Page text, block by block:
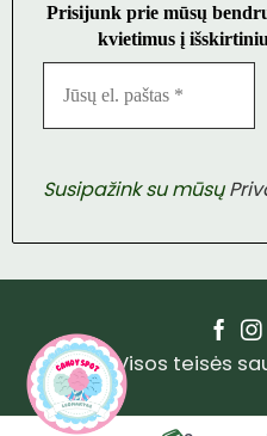
Prisijunk prie mūsų
kvietimus į
Susipažink su mūsų
Visos teisės